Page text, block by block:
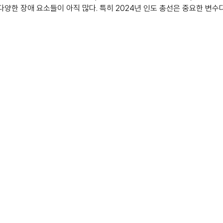
양한 장애 요소들이 아직 많다. 특히 2024년 인도 총선은 중요한 변수